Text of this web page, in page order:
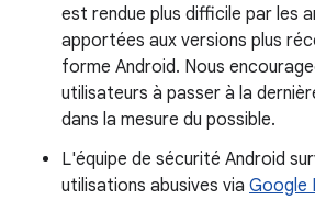
est rendue plus difficile par les
apportées aux versions plus
forme Android. Nous
utilisateurs à passer à la
dans la mesure du possible.
L'équipe de sécurité Android
utilisations abusives via Google